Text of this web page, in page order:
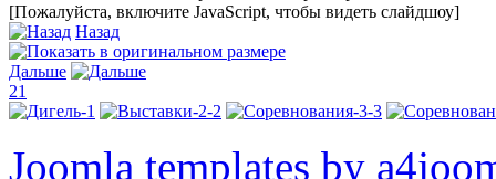
[Пожалуйста, включите JavaScript, чтобы видеть слайдшоу]
Назад
Дальше
21
Joomla templates by